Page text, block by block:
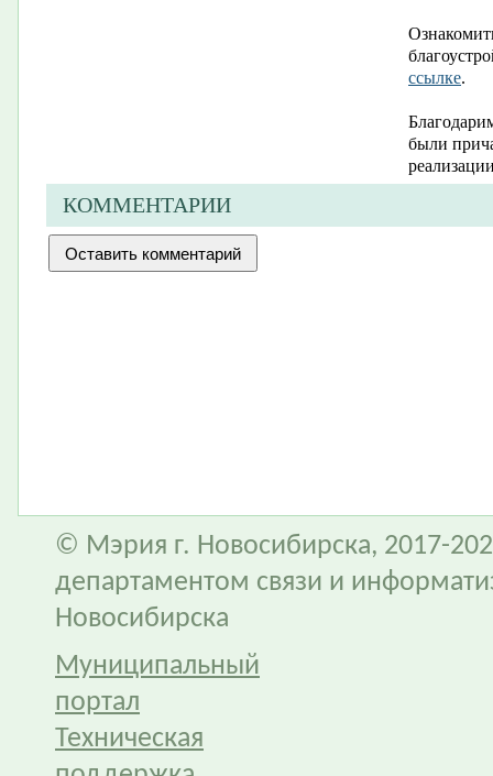
ссылке.
были
КОММЕНТАРИИ
© Мэрия г. Новосибирска, 2017-
департаментом связи и
Новосибирска
Муниципальный
портал
Техническая